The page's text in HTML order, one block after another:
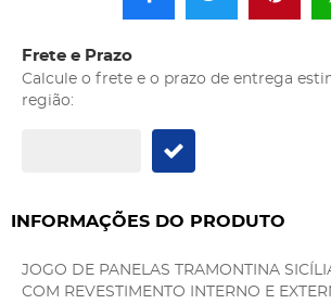
Frete e Prazo
Calcule o frete e o prazo de entrega
região:
INFORMAÇÕES DO PRODUTO
JOGO DE PANELAS TRAMONTINA
COM REVESTIMENTO INTERNO E